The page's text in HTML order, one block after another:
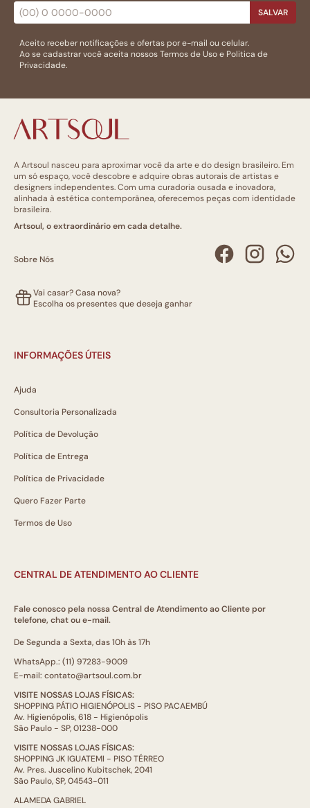
SALVAR
Aceito receber notificações e ofertas por e-mail ou celular.
Ao se cadastrar você aceita nossosTermos de Usoe Politica de
Privacidade.
A Artsoul nasceu para aproximar você da arte e do design brasileiro. Em
um só espaço, você descobre e adquire obras autorais de artistas e
designers independentes. Com uma curadoria ousada e inovadora,
alinhada à estética contemporânea, oferecemos peças com identidade
brasileira.
Artsoul, o extraordinário em cada detalhe.
Sobre Nós
Vai casar? Casa nova?
Escolha os presentes que deseja ganhar
INFORMAÇÕES ÚTEIS
Ajuda
Consultoria Personalizada
Política de Devolução
Política de Entrega
Política de Privacidade
Quero Fazer Parte
Termos de Uso
CENTRAL DE ATENDIMENTO AO CLIENTE
Fale conosco pela nossa Central de Atendimento ao Cliente por
telefone, chat ou e-mail.
De Segunda a Sexta, das 10h às 17h
WhatsApp.: (11) 97283-9009
E-mail: contato@artsoul.com.br
VISITE NOSSAS LOJAS FÍSICAS:
SHOPPING PÁTIO HIGIENÓPOLIS - PISO PACAEMBÚ
Av. Higienópolis, 618 - Higienópolis
São Paulo - SP, 01238-000
VISITE NOSSAS LOJAS FÍSICAS:
SHOPPING JK IGUATEMI - PISO TÉRREO
Av. Pres. Juscelino Kubitschek, 2041
São Paulo, SP, 04543-011
ALAMEDA GABRIEL